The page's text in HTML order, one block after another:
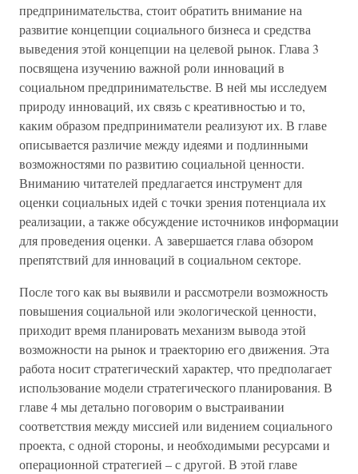
предпринимательства, стоит обратить внимание на
развитие концепции социального бизнеса и средства
выведения этой концепции на целевой рынок. Глава 3
посвящена изучению важной роли инноваций в
социальном предпринимательстве. В ней мы исследуем
природу инноваций, их связь с креативностью и то,
каким образом предприниматели реализуют их. В главе
описывается различие между идеями и подлинными
возможностями по развитию социальной ценности.
Вниманию читателей предлагается инструмент для
оценки социальных идей с точки зрения потенциала их
реализации, а также обсуждение источников информации
для проведения оценки. А завершается глава обзором
препятствий для инноваций в социальном секторе.
После того как вы выявили и рассмотрели возможность
повышения социальной или экологической ценности,
приходит время планировать механизм вывода этой
возможности на рынок и траекторию его движения. Эта
работа носит стратегический характер, что предполагает
использование модели стратегического планирования. В
главе 4 мы детально поговорим о выстраивании
соответствия между миссией или видением социального
проекта, с одной стороны, и необходимыми ресурсами и
операционной стратегией – с другой. В этой главе